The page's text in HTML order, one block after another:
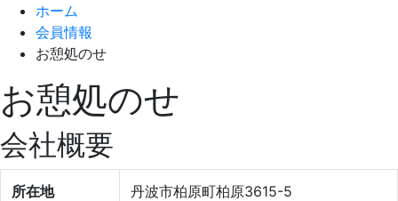
ホーム
会員情報
お憩処のせ
お憩処のせ
会社概要
所在地 丹波市柏原町柏原3615-5